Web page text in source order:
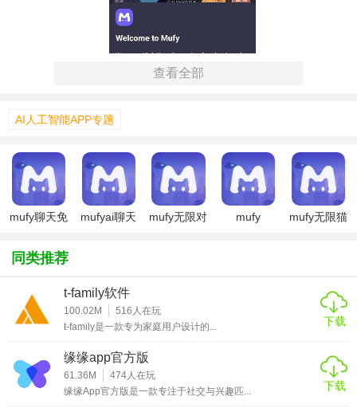
Mufy虚拟人物聊天特色
装、配饰等，打造独一无二的虚拟形象。
2. 实时互动：支持多人在线实时聊天，用户可以自由移动、
打招呼、分享照片和视频。
3. 语音交流：内置高质量的语音通话功能，支持变声效果，
让交流更加便捷。
4. 虚拟现实体验：支持VR设备，为用户提供沉浸式的虚拟社
查看全部
AI人工智能APP专题
mufy聊天免
mufyai聊天
mufy无限对
mufy
mufy无限猫
同类推荐
t-family软件
100.02M 516 人在玩
t-family是一款专为家庭用户设计的...
下载
缘缘app官方版
61.36M 474人在玩
缘缘App官方版是一款专注于社交与兴趣匹...
下载